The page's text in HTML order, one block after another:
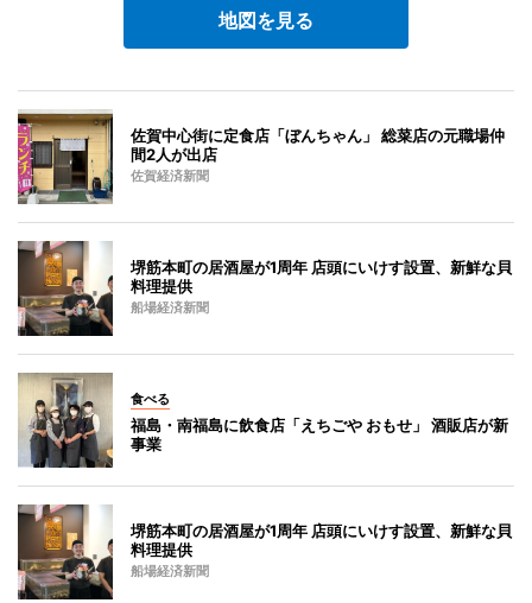
地図を見る
佐賀中心街に定食店「ぼんちゃん」 総菜店の元職場仲
間2人が出店
佐賀経済新聞
堺筋本町の居酒屋が1周年 店頭にいけす設置、新鮮な貝
料理提供
船場経済新聞
食べる
福島・南福島に飲食店「えちごや おもせ」 酒販店が新
事業
堺筋本町の居酒屋が1周年 店頭にいけす設置、新鮮な貝
料理提供
船場経済新聞